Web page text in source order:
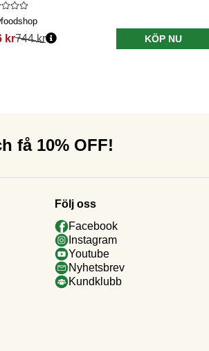
kr744 kr KÖP NU
få 10% OFF!
Följ oss
Facebook
Instagram
Youtube
Nyhetsbrev
Kundklubb